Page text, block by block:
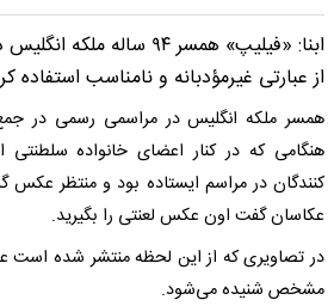
ابنا: «فیلیپ» همسر ۹۴
از عبارتی غیرمؤدبانه و نامناسب استفاده
همسر ملکه انگلیس در مراسمی رسمی در جمع
هنگامی که در کنار اعضای خانواده
کنندگان در مراسم ایستاده بود و منتظر
عکاسان گفت اون عکس لعنتی را بگیرید.
در تصاویری که از این لحظه منتشر شده است
مشخص شنیده می‌شود.